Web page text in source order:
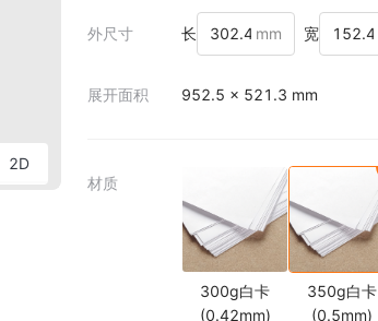
2D
外尺寸 长 mm 宽
展开面积 952.5 × 521.3 mm
材质
300g白卡
(0.42mm)
350g白卡
(0.5mm)